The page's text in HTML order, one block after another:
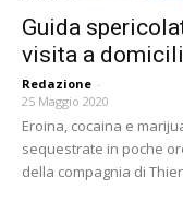
Guida
visita a
Redazione -
25 Maggio 2020
Eroina, cocaina e
sequestrate in poche
della compagnia di